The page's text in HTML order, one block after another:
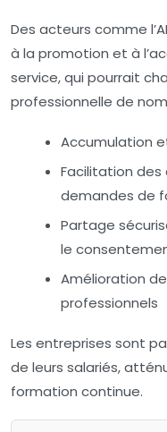
Des acteurs comme
à la promotion et à
service, qui pourrait
professionnelle de
Accumulation
Facilitation
demandes de
Partage
le
Amélioration
professionnels
Les entreprises sont
de leurs salariés,
formation continue.